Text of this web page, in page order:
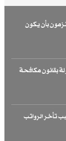
بأن يكون
بقانون مكافحة
تأخر الرواتب